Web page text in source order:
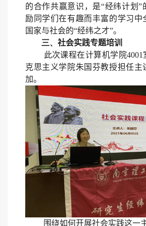
的合作共赢意识，是“经纬计划”
励同学们在有趣而丰富的学习中
国家与社会的“经纬之才”。
三、社会实践专题培训
此次课程在计算机学院4001
克思主义学院朱国芬教授担任主
加。
围绕如何开展社会实践这一